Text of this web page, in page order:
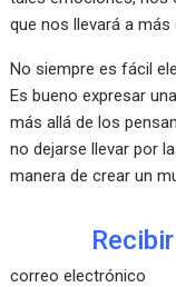
que nos llevará a más
No siempre es fácil
Es bueno expresar
más allá de los
no dejarse llevar por
manera de crear un
correo electrónico